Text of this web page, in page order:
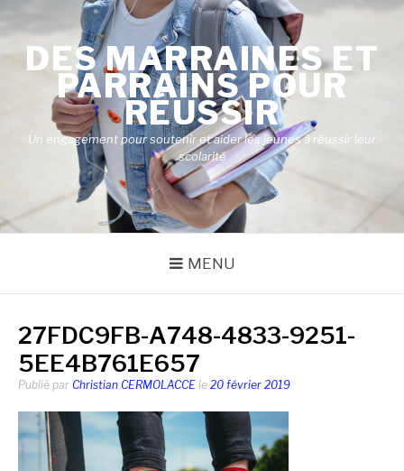
contenuDES MARRAINES ET
PARRAINS POUR
RÉUSSIR
Un engagement pour soutenir et aider les jeunes à réussir leur
scolarité
MENU
27FDC9FB-A748-4833-9251-
5EE4B761E657
Publié par Christian CERMOLACCE le 20 février 2019